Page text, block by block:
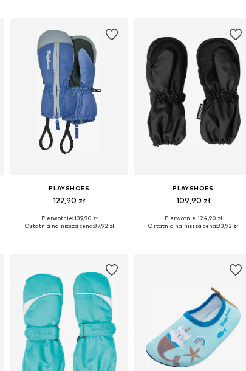
PLAYSHOES
122,90 zł
Dostępne rozmiary: XXS, XXS-XS
Pierwotnie: 139,90 zł
Ostatnia najniższa cena:87,92 zł
PLAYSHOES
109,90 zł
Pierwotnie: 124,90 zł
Ostatnia najniższa cena:83,92 zł